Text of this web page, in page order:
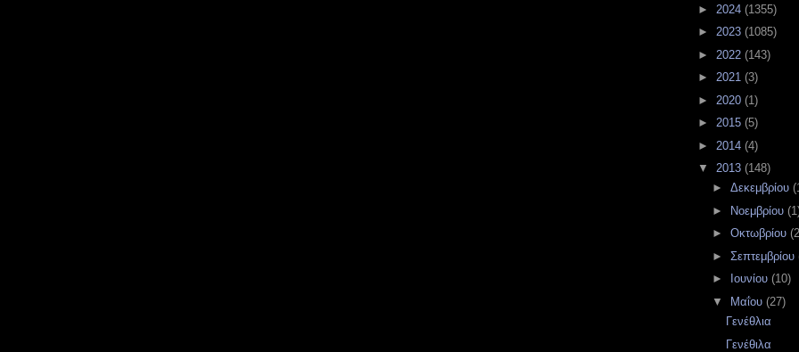
► 2024 (1355)
► 2023 (1085)
► 2022 (143)
► 2021 (3)
► 2020 (1)
► 2015 (5)
► 2014 (4)
▼ 2013 (148)
► Δεκεμβρίου
►
Νοεμβρίου
► Οκτωβρίου
► Σεπτεμβρίου
►
Ιουνίου (10)
▼
Μαΐου (27)
Γενέθλια
Γενέθιλα